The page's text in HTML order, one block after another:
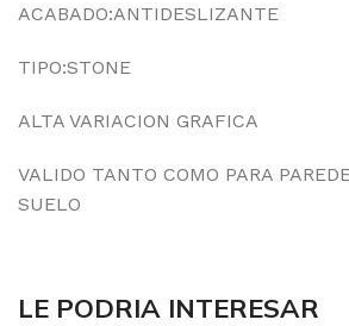
ACABADO:ANTIDESLIZANTE
TIPO:STONE
ALTA VARIACION GRAFICA
VALIDO TANTO COMO PARA
SUELO
LE PODRIA INTERESAR